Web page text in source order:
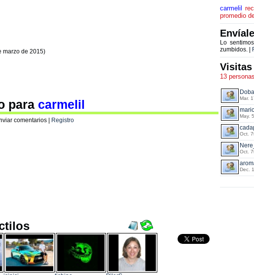
marzo de 2015)
para carmelil
comentarios | Registro
carmelil
promedio
Lo
zumbidos. |
Visitas
13
Mar.
May.
Oct.
Oct.
Dec.